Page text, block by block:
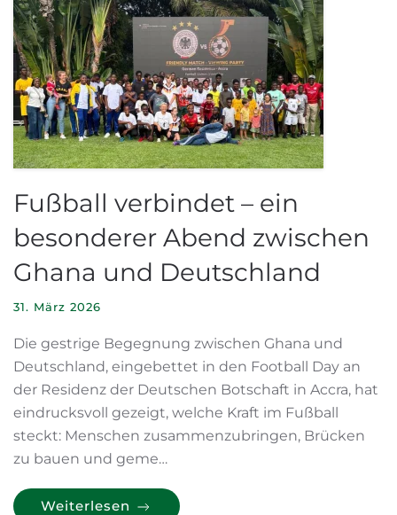
Fußball verbindet – ein
besonderer Abend zwischen
Ghana und Deutschland
31. März 2026
Die gestrige Begegnung zwischen Ghana und
Deutschland, eingebettet in den Football Day an
der Residenz der Deutschen Botschaft in Accra, hat
eindrucksvoll gezeigt, welche Kraft im Fußball
steckt: Menschen zusammenzubringen, Brücken
zu bauen und geme…
Weiterlesen